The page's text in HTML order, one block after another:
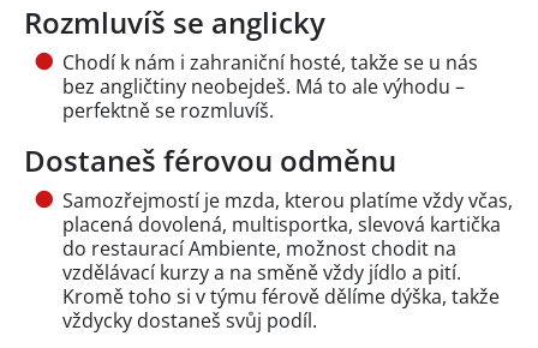
Rozmluvíš se anglicky
Chodí k nám i zahraniční hosté, takže se u nás
bez angličtiny neobejdeš. Má to ale výhodu –
perfektně se rozmluvíš.
Dostaneš férovou odměnu
Samozřejmostí je mzda, kterou platíme vždy včas,
placená dovolená, multisportka, slevová kartička
do restaurací Ambiente, možnost chodit na
vzdělávací kurzy a na směně vždy jídlo a pití.
Kromě toho si v týmu férově dělíme dýška, takže
vždycky dostaneš svůj podíl.